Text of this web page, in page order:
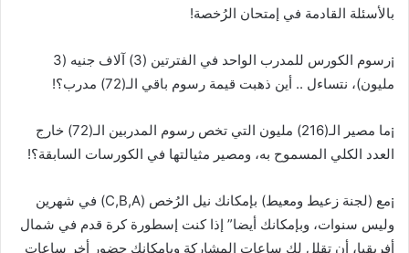
بالأسئلة القادمة في إمتحان الرُخصة!
¡رسوم الكورس للمدرب الواحد في الفترتين (3) آلاف جنيه (3
مليون)، نتساءل .. أين ذهبت قيمة رسوم باقي الـ(72) مدرب؟!
¡ما مصير الـ(216) مليون التي تخص رسوم المدربين الـ(72) خارج
العدد الكلي المسموح به، ومصير مثيالتها في الكورسات السابقة؟!
¡مع (لجنة زعيط ومعيط) بإمكانك نيل الرُخص (C,B,A) في شهرين
وليس سنوات، وبإمكانك أيضا” إذا كنت إسطورة كرة قدم في شمال
أفريقيا، أن تقلل لك ساعات المشاركة وبإمكانك حضور أخر ساعات